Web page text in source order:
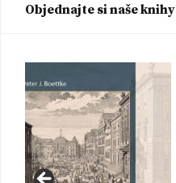
Objednajte si naše knihy